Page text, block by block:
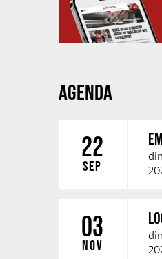
AGENDA
22
SEP
03
NOV